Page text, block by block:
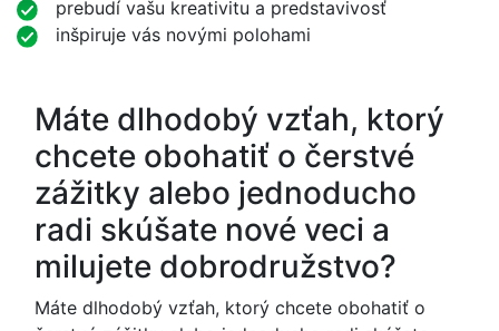
prebudí vašu kreativitu a predstavivosť
inšpiruje vás novými polohami
Máte dlhodobý vzťah, ktorý
chcete obohatiť o čerstvé
zážitky alebo jednoducho
radi skúšate nové veci a
milujete dobrodružstvo?
Máte dlhodobý vzťah, ktorý chcete obohatiť o